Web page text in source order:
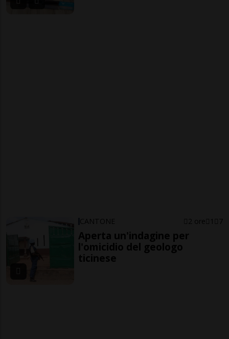
CANTONE 2 ore 1 7
Aperta un'indagine per
l'omicidio del geologo
ticinese